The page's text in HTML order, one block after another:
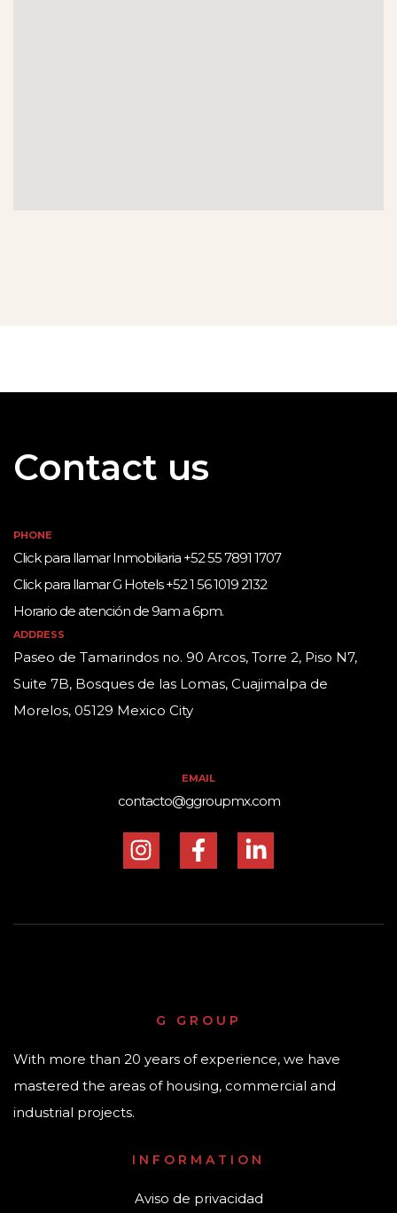
Contact us
PHONE
Click para llamar Inmobiliaria +52 55 7891 1707
Click para llamar G Hotels +52 1 56 1019 2132
Horario de atención de 9am a 6pm.
ADDRESS
Paseo de Tamarindos no. 90 Arcos, Torre 2, Piso N7,
Suite 7B, Bosques de las Lomas, Cuajimalpa de
Morelos, 05129 Mexico City
EMAIL
contacto@ggroupmx.com
G GROUP
With more than 20 years of experience, we have
mastered the areas of housing, commercial and
industrial projects.
INFORMATION
Aviso de privacidad